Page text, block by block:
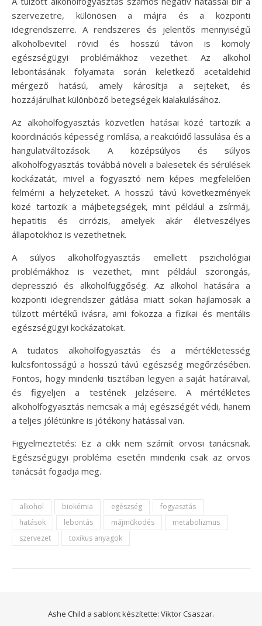
szervezetre, különösen a májra és a központi
idegrendszerre. A rendszeres és jelentős mennyiségű
alkoholbevitel rövid és hosszú távon is komoly
egészségügyi problémákhoz vezethet. Az alkohol
lebontásának folyamata során keletkező acetaldehid
mérgező hatású, amely károsítja a sejteket, és
hozzájárulhat különböző betegségek kialakulásához.
Az alkoholfogyasztás közvetlen hatásai közé tartozik a
koordinációs képesség romlása, a reakcióidő lassulása és a
hangulatváltozások. A középsúlyos és súlyos
alkoholfogyasztás továbbá növeli a balesetek és sérülések
kockázatát, mivel a fogyasztó nem képes megfelelően
felmérni a helyzeteket. A hosszú távú következmények
közé tartozik a májbetegségek, mint például a zsírmáj,
hepatitis és cirrózis, amelyek akár életveszélyes
állapotokhoz is vezethetnek.
A súlyos alkoholfogyasztás emellett pszichológiai
problémákhoz is vezethet, mint például szorongás,
depresszió és alkoholfüggőség. Az alkohol hatására a
központi idegrendszer gátlása miatt sokan hajlamosak a
túlzott mértékű ivásra, ami fokozza a fizikai és mentális
egészségügyi kockázatokat.
A tudatos alkoholfogyasztás és a mértékletesség
kulcsfontosságú a hosszú távú egészség megőrzésében.
Fontos, hogy mindenki tisztában legyen a saját határaival,
és figyeljen a testének jelzéseire. A mértékletes
alkoholfogyasztás nemcsak a máj egészségét védi, hanem
a teljes jólétünkre is jótékony hatással van.
Figyelmeztetés: Ez a cikk nem számít orvosi tanácsnak.
Egészségügyi probléma esetén mindenki csak az orvos
tanácsát fogadja meg.
alkohol biokémia egészség
fogyasztás
hatások
lebontás májműködés
metabolizmus
szervezet
toxikus anyagok
Ashe Child a sablont készítette: Viktor Csaszar.